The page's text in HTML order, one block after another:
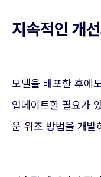
지속적인 개
모델을 배포한 후에
업데이트할 필요가
운 위조 방법을 개발